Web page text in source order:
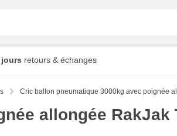
jours retours & échanges
Cric ballon pneumatique 3000kg avec poignée
allongée RakJak